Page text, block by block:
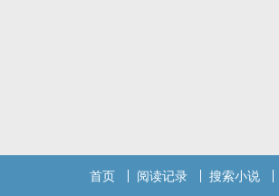
首页 阅读记录 搜索小说